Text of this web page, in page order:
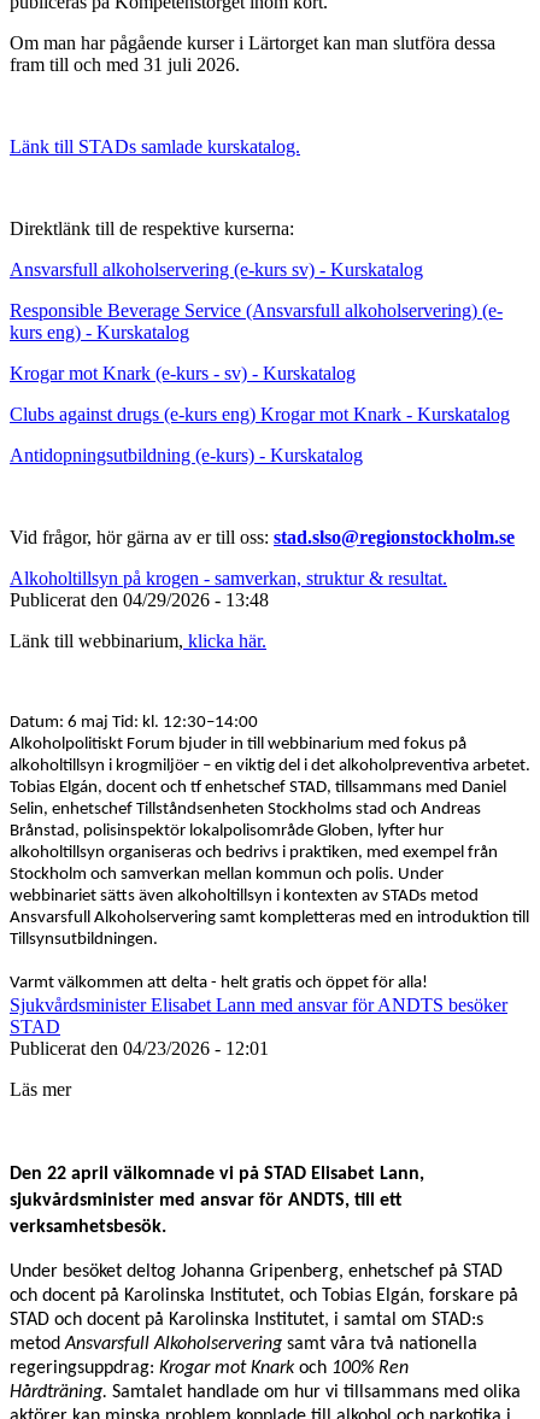
Om man har pågående kurser i Lärtorget kan man slutföra dessa
fram till och med 31 juli 2026.
Länk till STADs samlade kurskatalog.
Direktlänk till de respektive kurserna:
Ansvarsfull alkoholservering (e-kurs sv) - Kurskatalog
Responsible Beverage Service (Ansvarsfull alkoholservering) (e-
kurs eng) - Kurskatalog
Krogar mot Knark (e-kurs - sv) - Kurskatalog
Clubs against drugs (e-kurs eng) Krogar mot Knark - Kurskatalog
Antidopningsutbildning (e-kurs) - Kurskatalog
Vid frågor, hör gärna av er till oss: stad.slso@regionstockholm.se
Alkoholtillsyn på krogen - samverkan, struktur & resultat.
Publicerat den 04/29/2026 - 13:48
Länk till webbinarium, klicka här.
Datum: 6 maj Tid: kl. 12:30–14:00
Alkoholpolitiskt Forum bjuder in till webbinarium med fokus på
alkoholtillsyn i krogmiljöer – en viktig del i det alkoholpreventiva arbetet.
Tobias Elgán, docent och tf enhetschef STAD, tillsammans med Daniel
Selin, enhetschef Tillståndsenheten Stockholms stad och Andreas
Brånstad, polisinspektör lokalpolisområde Globen, lyfter hur
alkoholtillsyn organiseras och bedrivs i praktiken, med exempel från
Stockholm och samverkan mellan kommun och polis. Under
webbinariet sätts även alkoholtillsyn i kontexten av STADs metod
Ansvarsfull Alkoholservering samt kompletteras med en introduktion till
Tillsynsutbildningen.
Varmt välkommen att delta - helt gratis och öppet för alla!
Sjukvårdsminister Elisabet Lann med ansvar för ANDTS besöker
STAD
Publicerat den 04/23/2026 - 12:01
Läs mer
Den 22 april välkomnade vi på STAD Elisabet Lann,
sjukvårdsminister med ansvar för ANDTS, till ett
verksamhetsbesök.
Under besöket deltog Johanna Gripenberg, enhetschef på STAD
och docent på Karolinska Institutet, och Tobias Elgán, forskare på
STAD och docent på Karolinska Institutet, i samtal om STAD:s
metodAnsvarsfull Alkoholservering samt våra två nationella
regeringsuppdrag: Krogar mot Knarkoch 100% Ren
Hårdträning. Samtalet handlade om hur vi tillsammans med olika